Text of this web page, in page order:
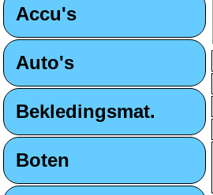
Accu's
Auto's
Bekledingsmat.
Boten